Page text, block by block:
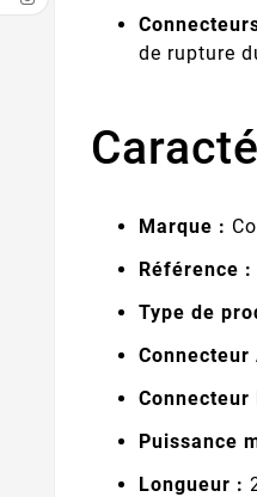
de rupture
Marque :
Référence :
Type de
Connecteur
Connecteur
Puissance
Longueur :